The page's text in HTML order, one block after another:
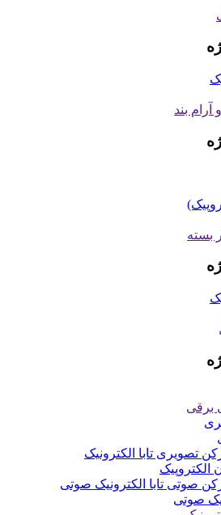
تصویری تابا الکترونیک
الکتروپیک
صوتی تابا الکترونیک صوتی
صوتی